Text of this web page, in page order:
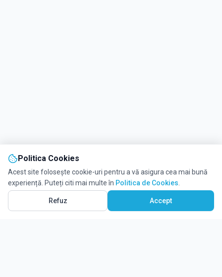
Vezi pe Hartă
Politica Cookies
Acest site folosește cookie-uri pentru a vă asigura cea mai bună
experiență. Puteți citi mai multe în Politica de Cookies
Refuz Accept